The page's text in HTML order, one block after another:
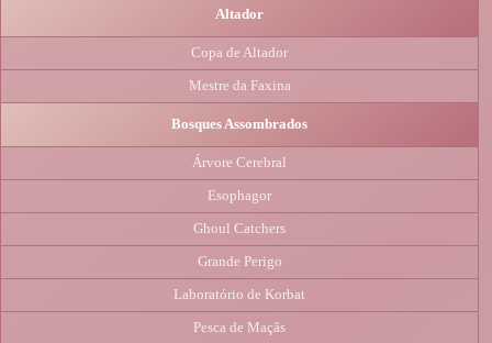
Altador
Copa de Altador
Mestre da Faxina
Bosques Assombrados
Árvore Cerebral
Esophagor
Ghoul Catchers
Grande Perigo
Laboratório de Korbat
Pesca de Maçãs